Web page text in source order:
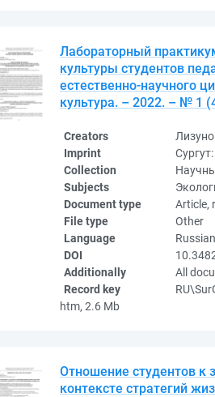
Лабораторный
культуры студентов
естественно-научного
культура. – 2022. – № 1
Creators
Imprint
Collection
Subjects
Document type
Article,
File type
Other
Language
Russian
DOI
Additionally
All
Record key
htm, 2.6 Mb
Отношение студентов к
контексте стратегий